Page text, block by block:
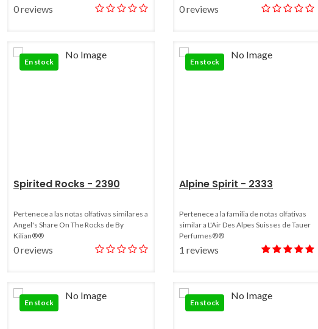
0 reviews 0 reviews
En stock
Spirited Rocks - 2390
Pertenece a las notas olfativas similares a
Angel's Share On The Rocks de By
Kilian®®
0 reviews
En stock
Alpine Spirit - 2333
Pertenece a la familia de notas olfativas
similar a L'Air Des Alpes Suisses de Tauer
Perfumes®®
1 reviews
En stock En stock